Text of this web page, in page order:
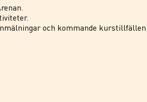
och kommande kurstillfällen.